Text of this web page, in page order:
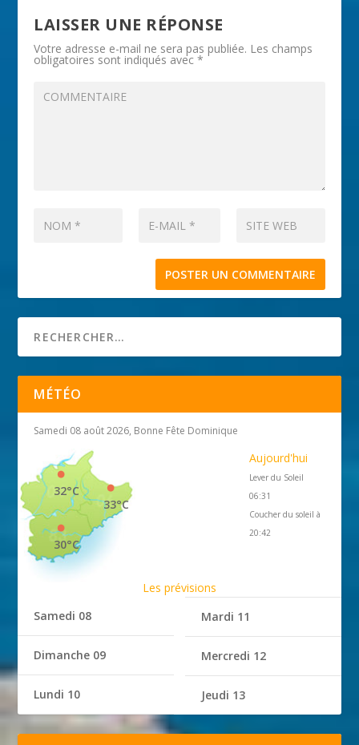
LAISSER UNE RÉPONSE
Votre adresse e-mail ne sera pas publiée. Les champs
obligatoires sont indiqués avec*
MÉTÉO
Samedi 08 août 2026, Bonne Fête Dominique
33°C
32°C
30°C
Aujourd'hui
Lever du Soleil
06:31
Coucher du soleil à
20:42
Les prévisions
Samedi 08
Dimanche 09
Lundi 10
Mardi 11
Mercredi 12
Jeudi 13